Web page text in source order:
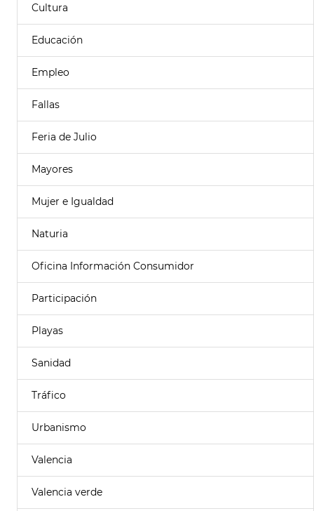
Cultura
Educación
Empleo
Fallas
Feria de Julio
Mayores
Mujer e Igualdad
Naturia
Oficina Información Consumidor
Participación
Playas
Sanidad
Tráfico
Urbanismo
Valencia
Valencia verde